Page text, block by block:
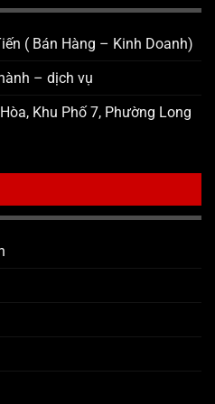
( Bán Hàng – Kinh Doanh)
– dịch vụ
Khu Phố 7, Phường Long